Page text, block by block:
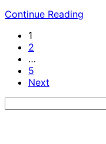
Continue Reading
1
2
…
5
Next